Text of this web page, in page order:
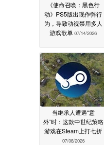
《使命召唤：黑色行
动》PS5版出现作弊行
为，导致动视禁用多人
游戏歌单 07/14/2026
当继承人遭遇“意
外”时：这款中世纪策略
游戏在Steam上打七折
07/08/2026